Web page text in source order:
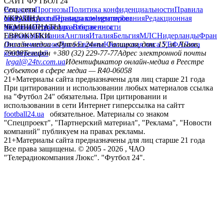
РедакцияПрогнозыПолитика конфиденциальностиПравила
сайтуКонтактыПравила комментированияРедакционная
политикаСтруктура собственности
Соц. сети
facebookxyoutubeinstagramtelegramviber
УКРАИНА
УкраинаПервая лигаВторая лига
ЧЕМПИОНАТЫ
ГерманияИспанияАнглияИталияБельгияМЛСНидерланды
ЕВРОКУБКИ
Лига чемпионовЛига ЕвропыЮношеская лига УЕФАЛига
конференций
Онлайн-медиа «Футбол 24»пл. Галицкая, дом. 15, м. Львов,
79008Телефон +380 (32) 229-77-77Адрес электронной почты
legal@24tv.com.uaИдентификатор онлайн-медиа в Реестре
субъектов в сфере медиа — R40-06058
21+Материалы сайта предназначены для лиц старше 21 года
При цитировании и использовании любых материалов ссылка
на "Футбол 24" обязательна. При цитировании и
использовании в сети Интернет гиперссылка на сайтт
football24.ua
обязательное. Материалы со знаком
"Спецпроект", "Партнерский материал", "Реклама", "Новости
компаний" публикуем на правах рекламы.
21+Материалы сайта предназначены для лиц старше 21 года
Все права защищены. © 2005 - 2026 , ЧАО
"Телерадиокомпания Люкс". "Футбол 24".